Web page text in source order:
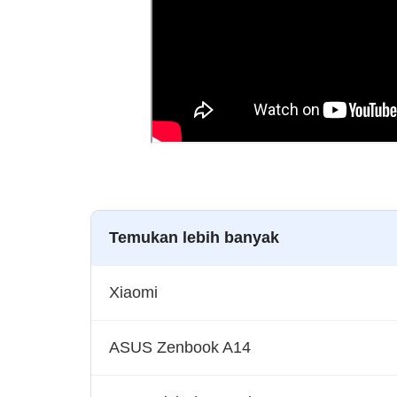
Temukan lebih banyak
Xiaomi
ASUS Zenbook A14